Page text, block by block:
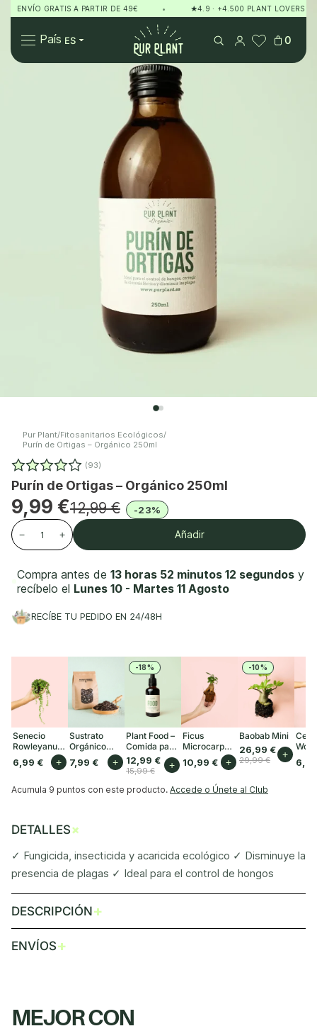
ENVÍO GRATIS A PARTIR DE 49€ ★4.9 · +4.500 PLANT LOVERS
País
Pur Plant
0
Sobre Pur Plant
Pur Plant/Fitosanitarios Ecológicos/
Purín de Ortigas – Orgánico 250ml
(93)
Purín de Ortigas – Orgánico 250ml
9,99 €12,99 € -23%
Senecio
Rowleyanus
Mini
6,99 € +
Sustrato
Orgánico
para Plantas
de Interior 3L
7,99 € +
-18%
Plant Food –
Comida para
Plantas
Interior 50ml
12,99 €
15,99 € +
Ficus
Microcarpa
Mini
10,99 € +
-10%
Baobab Mini
26,99 €
29,99 € +
Compra antes de 13 horas 52 minutos 11 segundosy
recíbelo el Lunes 10 - Martes 11 Agosto
− + Añadir
Acumula 9 puntos con este producto. Accede o Únete al Club
RECÍBE TU PEDIDO EN 24/48H
DETALLES+
✓ Fungicida, insecticida y acaricida ecológico ✓ Disminuye la
presencia de plagas ✓ Ideal para el control de hongos
DESCRIPCIÓN+
ENVÍOS+
MEJOR CON